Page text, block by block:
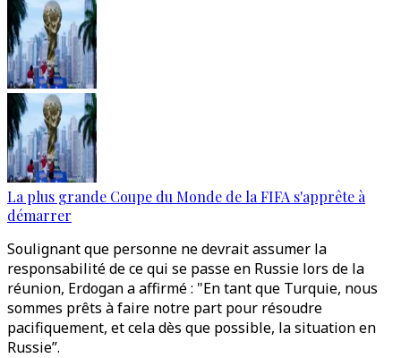
La plus grande Coupe du Monde de la FIFA s'apprête à
démarrer
Soulignant que personne ne devrait assumer la
responsabilité de ce qui se passe en Russie lors de la
réunion, Erdogan a affirmé : "En tant que Turquie, nous
sommes prêts à faire notre part pour résoudre
pacifiquement, et cela dès que possible, la situation en
Russie”.